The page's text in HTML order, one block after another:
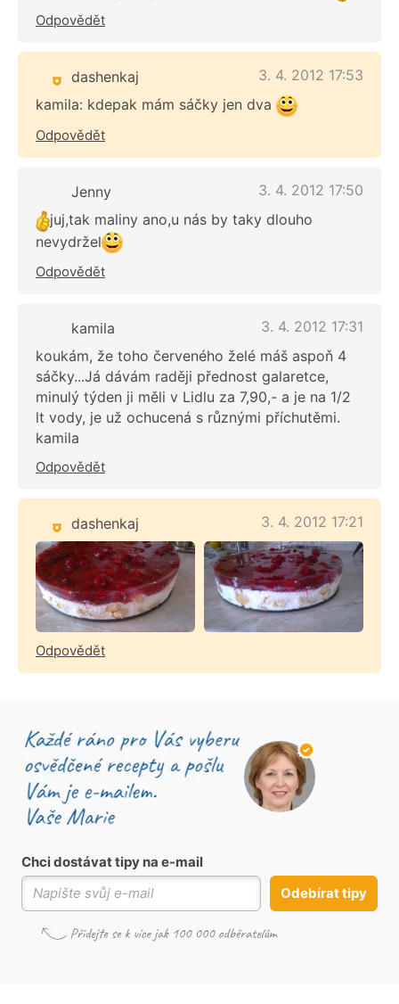
Odpovědět
dashenkaj
3. 4. 2012 17:53
kamila: kdepak mám sáčky jen dva
Odpovědět
Jenny
3. 4. 2012 17:50
juj,tak maliny ano,u nás by taky dlouho
nevydržel
Odpovědět
kamila
3. 4. 2012 17:31
koukám, že toho červeného želé máš aspoň 4
sáčky...Já dávám raději přednost galaretce,
minulý týden ji měli v Lidlu za 7,90,- a je na 1/2
lt vody, je už ochucená s různými příchutěmi.
kamila
Odpovědět
dashenkaj 3. 4. 2012 17:21
Odpovědět
Chci dostávat tipy na e-mail
Odebírat tipy